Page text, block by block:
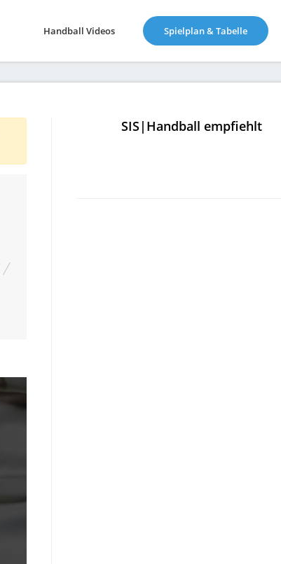
Handball Videos Spielplan & Tabelle(current)
/
SIS|Handball empfiehlt